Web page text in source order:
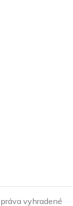
vyhradené